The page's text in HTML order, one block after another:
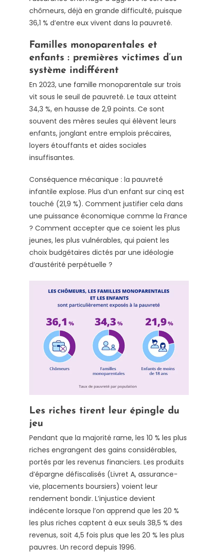
chômeurs, déjà en grande difficulté, puisque
36,1 % d’entre eux vivent dans la pauvreté.
Familles monoparentales et
enfants : premières victimes d’un
système indifférent
En 2023, une famille monoparentale sur trois
vit sous le seuil de pauvreté. Le taux atteint
34,3 %, en hausse de 2,9 points. Ce sont
souvent des mères seules qui élèvent leurs
enfants, jonglant entre emplois précaires,
loyers étouffants et aides sociales
insuffisantes.
Conséquence mécanique : la pauvreté
infantile explose. Plus d’un enfant sur cinq est
touché (21,9 %). Comment justifier cela dans
une puissance économique comme la France
? Comment accepter que ce soient les plus
jeunes, les plus vulnérables, qui paient les
choix budgétaires dictés par une idéologie
d’austérité perpétuelle ?
Les riches tirent leur épingle du
jeu
Pendant que la majorité rame, les 10 % les plus
riches engrangent des gains considérables,
portés par les revenus financiers. Les produits
d’épargne défiscalisés (Livret A, assurance-
vie, placements boursiers) voient leur
rendement bondir. L’injustice devient
indécente lorsque l’on apprend que les 20 %
les plus riches captent à eux seuls 38,5 % des
revenus, soit 4,5 fois plus que les 20 % les plus
pauvres. Un record depuis 1996.